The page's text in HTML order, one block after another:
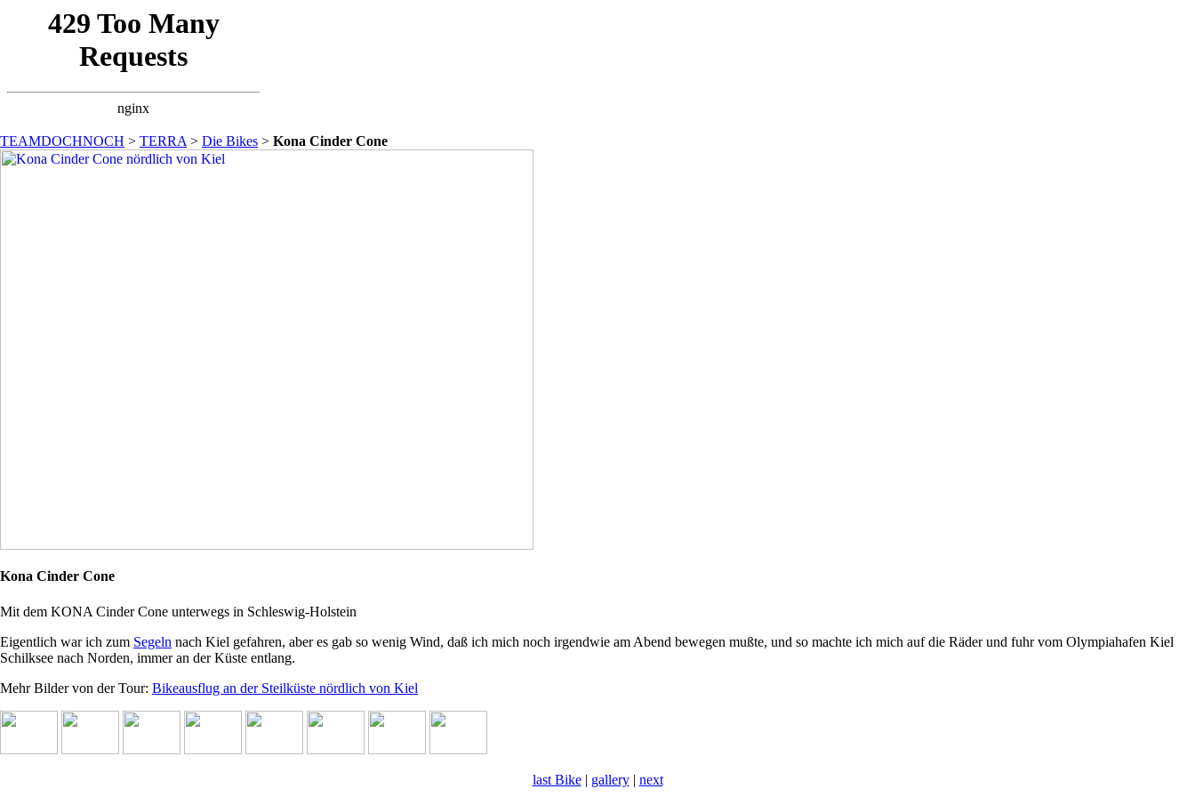
TEAMDOCHNOCH > TERRA > Die Bikes > Kona Cinder Cone
Kona Cinder Cone
Mit dem KONA Cinder Cone unterwegs in Schleswig-Holstein
Eigentlich war ich zum Segeln nach Kiel gefahren, aber es gab so wenig Wind, daß ich mich noch irgendwie am Abend bewegen mußte, und so machte ich mich auf die Räder und fuhr vom Olympiahafen Kiel
Schilksee nach Norden, immer an der Küste entlang.
Mehr Bilder von der Tour: Bikeausflug an der Steilküste nördlich von Kiel
last Bike| gallery| next